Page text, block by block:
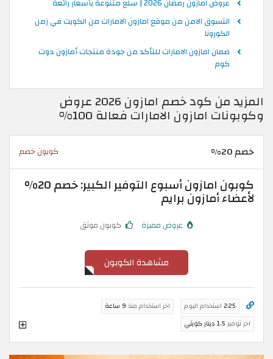
عروض امازون رمضان 2026 | سلع متنوعة بأسعار رائعة
التسوق الامن من موقع امازون الامارات من الكويت في زمن
الكورونا
ضمان امازون الامارات للتأكد من جودة منتجات أمازون دوت
كوم
المزيد من كود خصم امازون 2026 عروض
وكوبونات امازون الامارات فعالة 100%
خصم 20% كوبون خصم
كوبون امازون أسبوع التوفير الكبير: خصم 20%
لأعضاء أمازون برايم
عروض مميزة كوبون موثق
مشاهدة الكوبون
225 استخدام اليوم اخر استخدام منذ 9 ساعة
اخر توفير 1.5 دينار كويتي